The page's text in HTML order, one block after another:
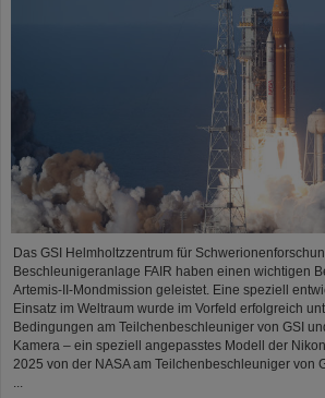
Das GSI Helmholtzzentrum für
Beschleunigeranlage FAIR haben einen wichtigen
Artemis-II-Mondmission geleistet. Eine speziell
Einsatz im Weltraum wurde im Vorfeld erfolgreich
Bedingungen am Teilchenbeschleuniger von GSI
Kamera – ein speziell angepasstes Modell der
2025 von der NASA am Teilchenbeschleuniger von